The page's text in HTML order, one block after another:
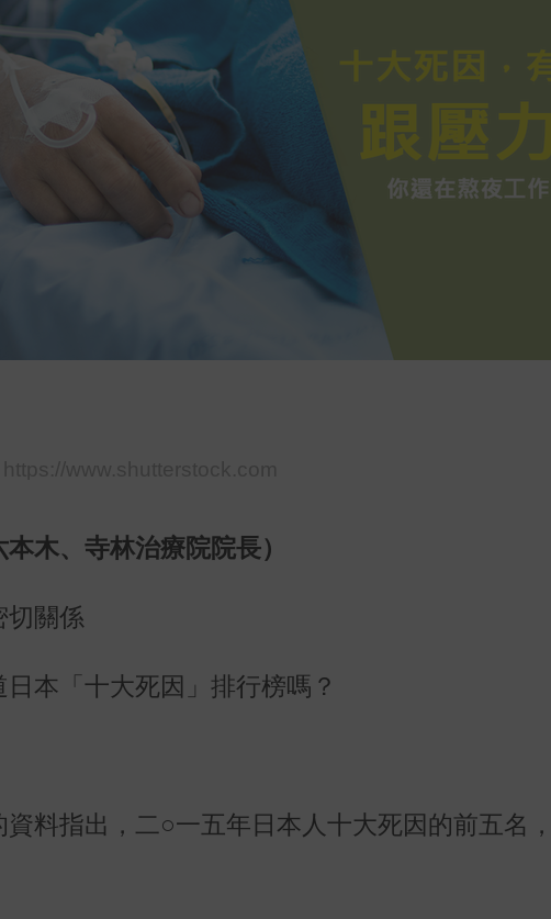
木、寺林治療院院長）
切關係
本「十大死因」排行榜嗎？
料指出，二○一五年日本人十大死因的前五名